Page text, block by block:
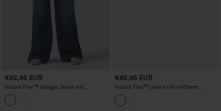
€62,95 EUR
Halara Flex™ lässige Jeans mit
niedrigem Bund, weitem Bein, Streifen
und Taschen
€62,95 EUR
Halara Flex™ Jeans mit mittlerer
Bundhöhe, gerade geschnitten, bunt
und leger, mit Taschen.